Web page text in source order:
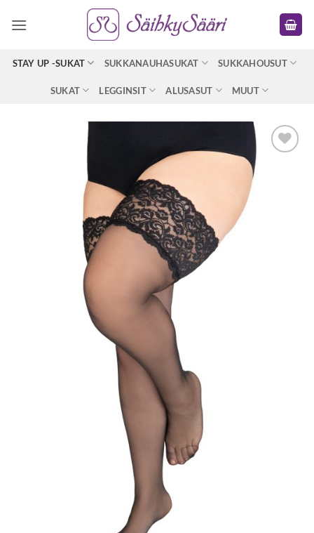
STAY UP -SUKAT SUKKANAUHASUKAT SUKKAHOUSUT
SUKAT LEGGINSIT ALUSASUT MUUT
toivelistaan